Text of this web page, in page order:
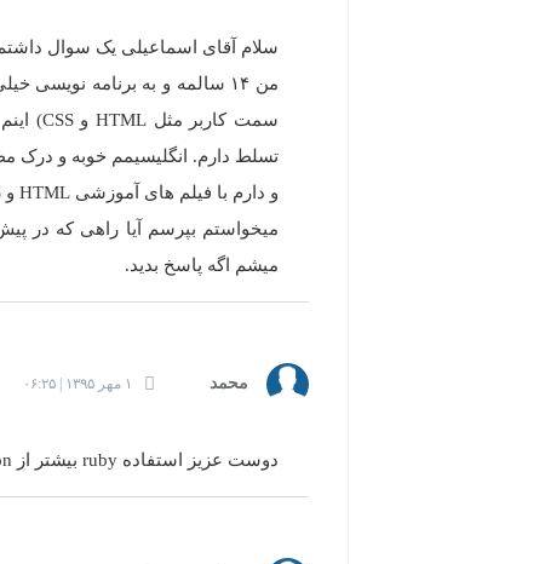
سلام آقای اسماعیلی یک سوال
من ۱۴ سالمه و به برنامه
تسلط دارم. انگلیسیمم خوبه و درک
و دارم با فیلم های آموزشی HTML و CSS یاد میگیرم.
میخواستم بپرسم آیا راهی که در
میشم اگه پاسخ بدید.
محمد ۱ مهر ۱۳۹۵ | ۰۶:۲۵
دوست عزیز استفاده ruby بیشتر از python هست که نگفتید. NodeJS رو هم نگفتید.